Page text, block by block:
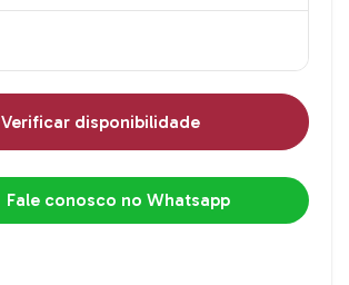
Verificar disponibilidade
Fale conosco no Whatsapp